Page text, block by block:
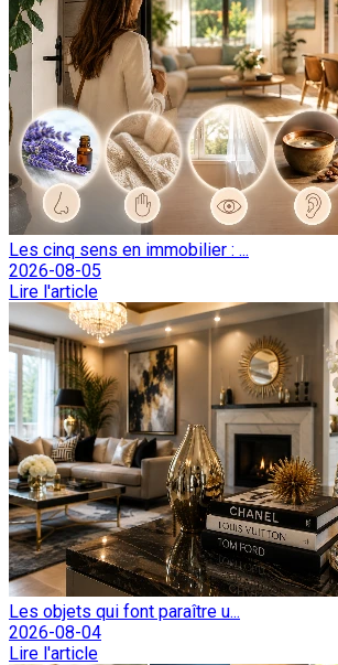
Les cinq sens en immobilier : ...
2026-08-05
Lire l'article
Les objets qui font paraître u...
2026-08-04
Lire l'article